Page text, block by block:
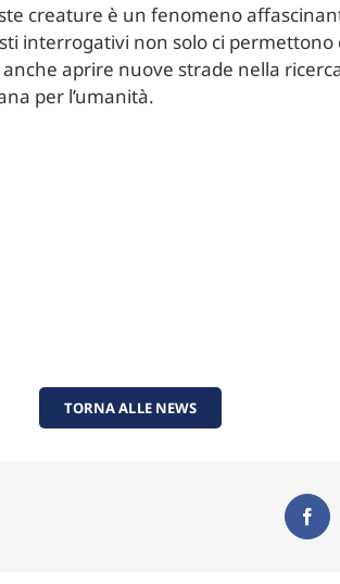
creature è un fenomeno
interrogativi non solo ci
aprire nuove strade nella
per l’umanità.
TORNA ALLE NEWS